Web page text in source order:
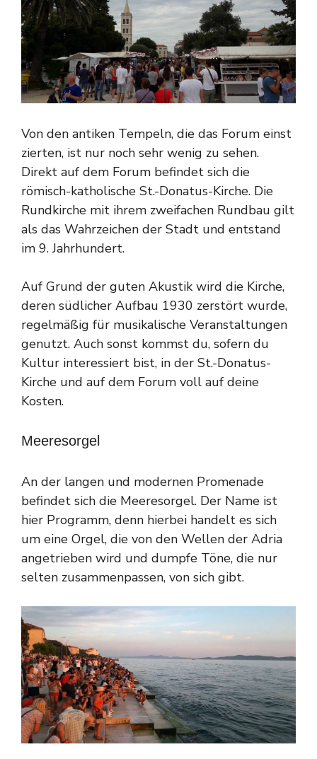
Von den antiken Tempeln, die das Forum einst
zierten, ist nur noch sehr wenig zu sehen.
Direkt auf dem Forum befindet sich die
römisch-katholische St.-Donatus-Kirche. Die
Rundkirche mit ihrem zweifachen Rundbau gilt
als das Wahrzeichen der Stadt und entstand
im 9. Jahrhundert.
Auf Grund der guten Akustik wird die Kirche,
deren südlicher Aufbau 1930 zerstört wurde,
regelmäßig für musikalische Veranstaltungen
genutzt. Auch sonst kommst du, sofern du
Kultur interessiert bist, in der St.-Donatus-
Kirche und auf dem Forum voll auf deine
Kosten.
Meeresorgel
An der langen und modernen Promenade
befindet sich die Meeresorgel. Der Name ist
hier Programm, denn hierbei handelt es sich
um eine Orgel, die von den Wellen der Adria
angetrieben wird und dumpfe Töne, die nur
selten zusammenpassen, von sich gibt.